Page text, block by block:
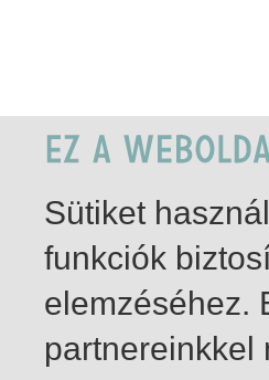
Sütiket
funkciók
elemzéséhez.
partnereinkkel